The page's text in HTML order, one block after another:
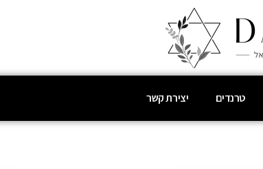
טרנדים יצירת קשר